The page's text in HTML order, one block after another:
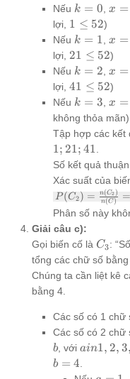
Nếu k=0
k = 0 x =
+ 1
= 1
x =
lợi, 1
\le
52
1 ≤ 52)
Nếu k=1
k = 1 x =
20(1)
+ 1
= 21
x =
lợi, 21
\le
52
21 ≤ 52)
Nếu k=2
k = 2 x =
20(2)
+ 1
= 41
x =
lợi, 41
\le
52
41 ≤ 52)
Nếu k=3
k = 3 x =
20(3)
+ 1
x =
không thỏa mãn)
Tập hợp các kết
1; 21; 41
Số kết quả
Xác suất của
P(C_2) =
\frac{n(C_2)}
{n(C)} =
\frac{3}{52}
P (C2) = n(C)
n(C2) =
Phân số này
Giải câu c):
Gọi biến cố là C_3
C3:
tổng các chữ số bằng
Chúng ta cần liệt kê
bằng 4.
Các số có 1 chữ
Các số có 2 chữ
b , với a
{1,
ain1, 2, 3,
b = 4